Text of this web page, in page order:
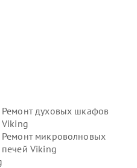
Ремонт духовых шкафов
Viking
Ремонт микроволновых
печей Viking